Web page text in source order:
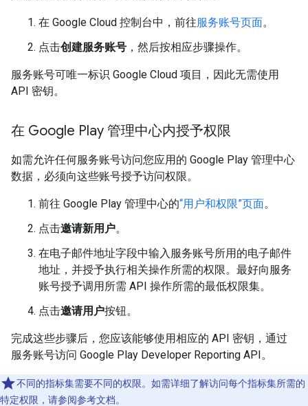
在 Google Cloud 控制台中，前往服务账号页面。
点击创建服务账号 ，然后按相应步骤操作。
服务账号可唯一标识 Google Cloud 项目，因此无需使用
API 密钥。
在 Google Play 管理中心内授予权限
如需允许任何服务账号访问您应用的 Google Play 管理中心
数据，必须向这些账号授予访问权限。
前往 Google Play 管理中心的“用户和权限”页面。
点击邀请新用户。
在电子邮件地址字段中输入服务账号所用的电子邮件
地址，并授予执行相关操作所需的权限。最好向服务
账号授予调用所需 API 操作所需的最低权限集。
点击邀请用户按钮。
完成这些步骤后，您应该能够使用相应的 API 密钥，通过
服务账号访问 Google Play Developer Reporting API。
不同的指标集需要不同的权限。如需详细了解访问每个指标集所需的
特定权限，请参阅参考文档。